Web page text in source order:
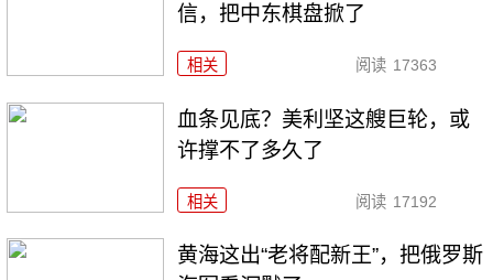
信，把中东棋盘掀了
相关 阅读 17363
血条见底？美利坚这艘巨轮，或
许撑不了多久了
相关 阅读 17192
黄海这出“老将配新王”，把俄罗斯